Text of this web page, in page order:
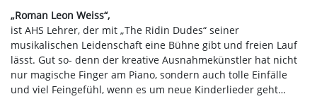
„Roman Leon Weiss“,
ist AHS Lehrer, der mit „The Ridin Dudes“ seiner
musikalischen Leidenschaft eine Bühne gibt und freien Lauf
lässt. Gut so- denn der kreative Ausnahmekünstler hat nicht
nur magische Finger am Piano, sondern auch tolle Einfälle
und viel Feingefühl, wenn es um neue Kinderlieder geht…